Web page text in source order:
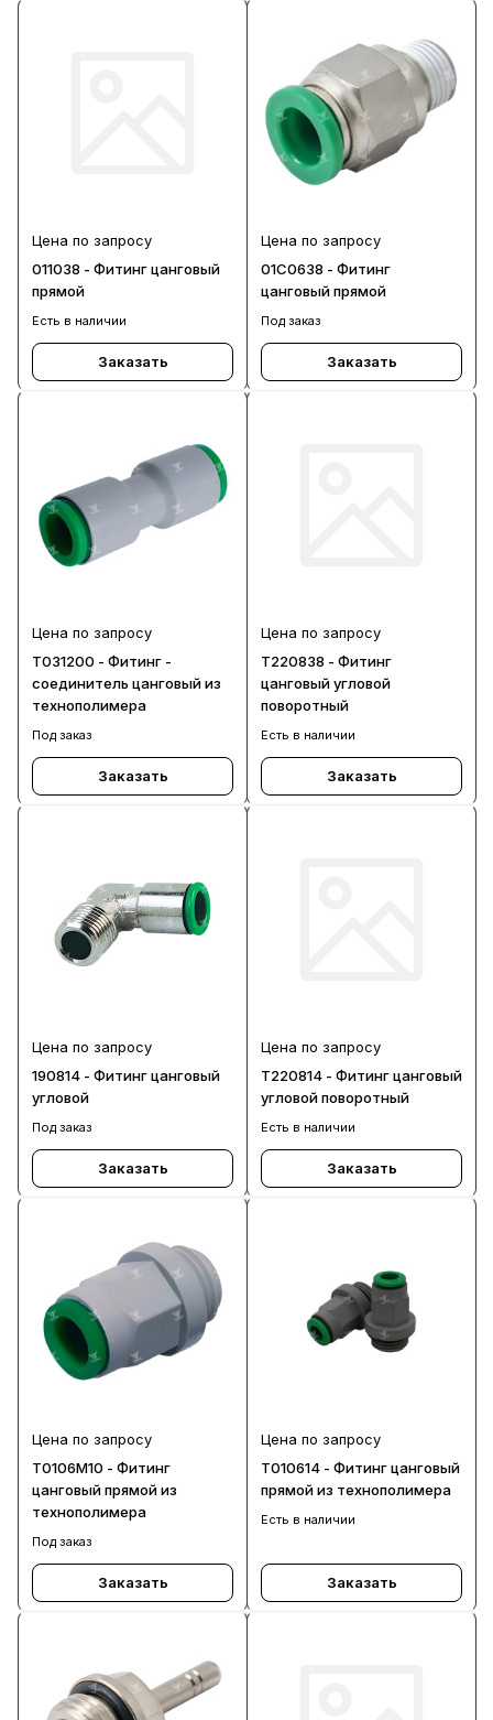
Цена по запросу
011038 - Фитинг цанговый
прямой
Есть в наличии
Заказать
Цена по запросу
01C0638 - Фитинг
цанговый прямой
Под заказ
Заказать
Цена по запросу
T031200 - Фитинг -
соединитель цанговый из
технополимера
Под заказ
Заказать
Цена по запросу
T220838 - Фитинг
цанговый угловой
поворотный
Есть в наличии
Заказать
Цена по запросу
190814 - Фитинг цанговый
угловой
Под заказ
Заказать
Цена по запросу
T220814 - Фитинг цанговый
угловой поворотный
Есть в наличии
Заказать
Цена по запросу
T0106M10 - Фитинг
цанговый прямой из
технополимера
Под заказ
Заказать
Цена по запросу
T010614 - Фитинг цанговый
прямой из технополимера
Есть в наличии
Заказать